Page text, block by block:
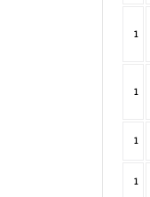
1
1
1
1